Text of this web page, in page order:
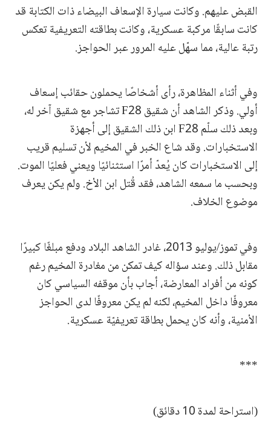
القبض عليهم. وكانت سيارة الإسعاف البيضاء ذات الكتابة قد
كانت سابقًا مركبة عسكرية، وكانت بطاقته التعريفية تعكس
رتبة عالية، مما سهّل عليه المرور عبر الحواجز.
وفي أثناء المظاهرة، رأى أشخاصًا يحملون حقائب إسعاف
أولي. وذكر الشاهد أن شقيق F28 تشاجر مع شقيق آخر له،
وبعد ذلك سلّم F28 ابن ذلك الشقيق إلى أجهزة
الاستخبارات. وقد شاع الخبر في المخيم لأن تسليم قريب
إلى الاستخبارات كان يُعدّ أمرًا استثنائيًا ويعني فعليًا الموت.
وبحسب ما سمعه الشاهد، فقد قُتل ابن الأخ. ولم يكن يعرف
موضوع الخلاف.
وفي تموز/يوليو 2013، غادر الشاهد البلاد ودفع مبلغًا كبيرًا
مقابل ذلك. وعند سؤاله كيف تمكن من مغادرة المخيم رغم
كونه من أفراد المعارضة، أجاب بأن موقفه السياسي كان
معروفًا داخل المخيم، لكنه لم يكن معروفًا لدى الحواجز
الأمنية، وأنه كان يحمل بطاقة تعريفيّة عسكرية.
***
(استراحة لمدة 10 دقائق)